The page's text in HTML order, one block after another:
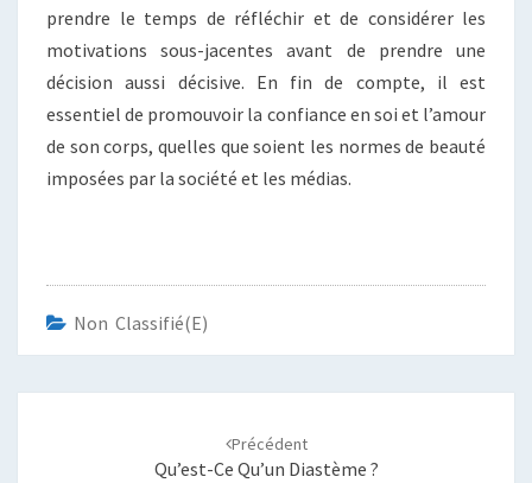
prendre le temps de réfléchir et de considérer les
motivations sous-jacentes avant de prendre une
décision aussi décisive. En fin de compte, il est
essentiel de promouvoir la confiance en soi et l’amour
de son corps, quelles que soient les normes de beauté
imposées par la société et les médias.
Non Classifié(e)
Précédent
Qu’est-Ce Qu’un Diastème ?